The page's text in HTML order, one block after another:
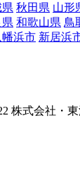
秋田県 山形
和歌山県 鳥
幡浜市 新居浜
株式会社・